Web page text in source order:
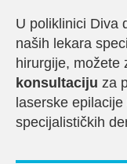
U poliklinici Diva
naših lekara
hirurgije, možete
konsultaciju za
laserske
specijalističkih